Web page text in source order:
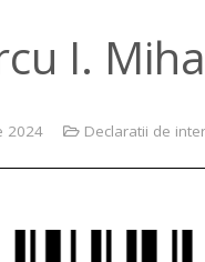
I.
2024 Declaratii de